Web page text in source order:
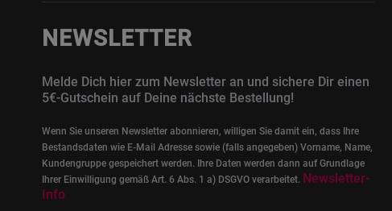
NEWSLETTER
Melde Dich hier zum Newsletter an und sichere Dir einen
5€-Gutschein auf Deine nächste Bestellung!
Wenn Sie unseren Newsletter abonnieren, willigen Sie damit ein, dass Ihre
Bestandsdaten wie E-Mail Adresse sowie (falls angegeben) Vorname, Name,
Kundengruppe gespeichert werden. Ihre Daten werden dann auf Grundlage
Ihrer Einwilligung gemäß Art. 6 Abs. 1 a) DSGVO verarbeitet. Newsletter-
Info